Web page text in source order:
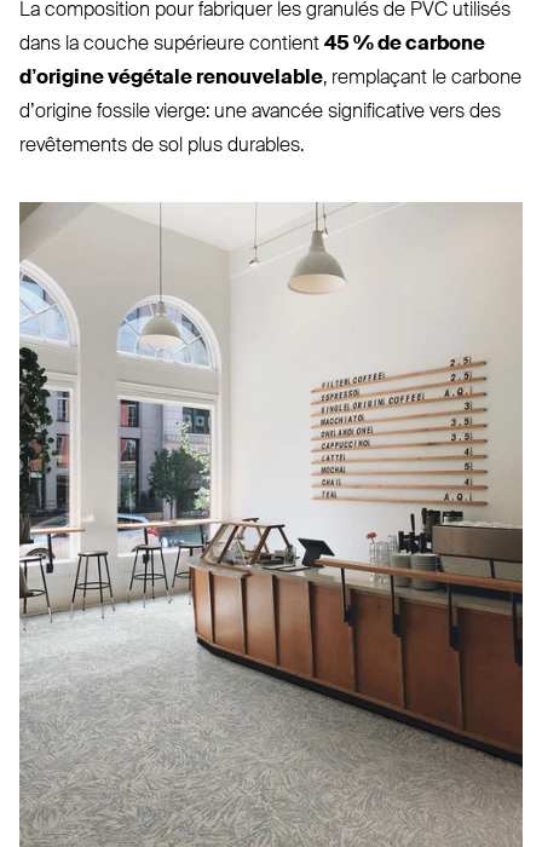
La com­position pour fabriquer les granulés de PVC utilisés
dans la couche supérieure contient 45 % de carbone
d’origine végétale renou­velable, rem­plaçant le carbone
d’origine fossile vierge: une avancée signi­ficative vers des
revê­tements de sol plus durables.